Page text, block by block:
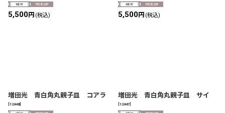
5,500円 (税込) 5,500円 (税込)
増田光 青白角丸親子皿 コアラ
12448]
増田光 青白角丸親子皿 サイ
12447